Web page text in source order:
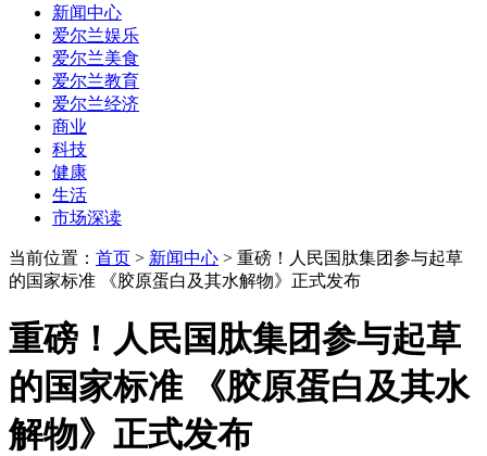
新闻中心
爱尔兰娱乐
爱尔兰美食
爱尔兰教育
爱尔兰经济
商业
科技
健康
生活
市场深读
当前位置： 首页 > 新闻中心 > 重磅！人民国肽集团参与起草
的国家标准 《胶原蛋白及其水解物》正式发布
重磅！人民国肽集团参与起草
的国家标准 《胶原蛋白及其水
解物》正式发布